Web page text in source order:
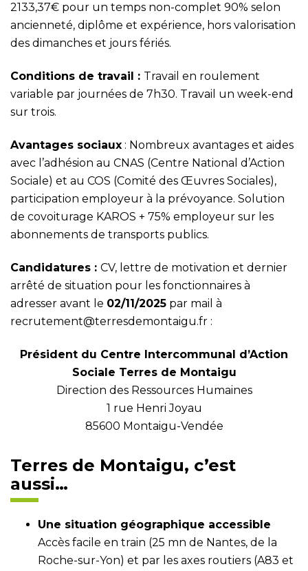
2133,37€ pour un temps non-complet 90% selon
ancienneté, diplôme et expérience, hors valorisation
des dimanches et jours fériés.
Conditions de travail : Travail en roulement
variable par journées de 7h30. Travail un week-end
sur trois.
Avantages sociaux : Nombreux avantages et aides
avec l’adhésion au CNAS (Centre National d’Action
Sociale) et au COS (Comité des Œuvres Sociales),
participation employeur à la prévoyance. Solution
de covoiturage KAROS + 75% employeur sur les
abonnements de transports publics.
Candidatures : CV, lettre de motivation et dernier
arrêté de situation pour les fonctionnaires à
adresser avant le 02/11/2025 par mail à
recrutement@terresdemontaigu.fr :
Président du Centre Intercommunal d’Action
Sociale Terres de Montaigu
Direction des Ressources Humaines
1 rue Henri Joyau
85600 Montaigu-Vendée
Terres de Montaigu, c’est
aussi…
Une situation géographique accessible
Accès facile en train (25 mn de Nantes, de la
Roche-sur-Yon) et par les axes routiers (A83 et